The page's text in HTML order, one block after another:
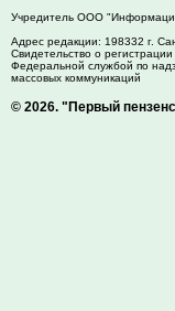
Учредитель ООО
Адрес редакции: 198332 г.
Свидетельство о
Федеральной службой по
массовых коммуникаций
© 2026. "Первый